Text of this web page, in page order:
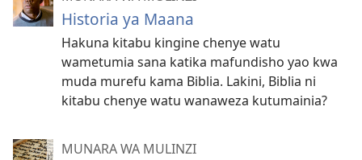
Historia ya Maana
Hakuna kitabu kingine chenye watu
wametumia sana katika mafundisho yao kwa
muda murefu kama Biblia. Lakini, Biblia ni
kitabu chenye watu wanaweza kutumainia?
MUNARA WA MULINZI